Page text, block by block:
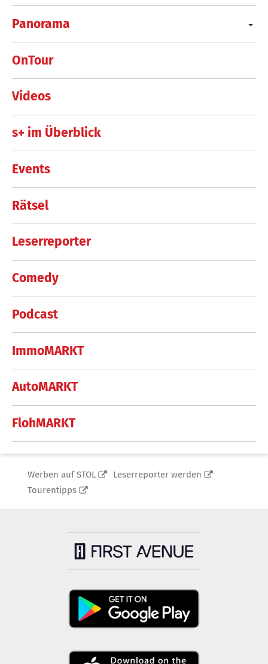
Panorama
OnTour
Videos
s+ im Überblick
Events
Rätsel
Leserreporter
Comedy
Podcast
ImmoMARKT
AutoMARKT
FlohMARKT
Werben auf STOL
Leserreporter werden
Tourentipps